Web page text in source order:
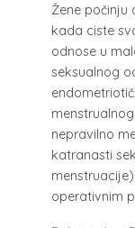
Žene počinju
kada ciste
odnose u
seksualnog
nepravilno
katranasti
operativnim